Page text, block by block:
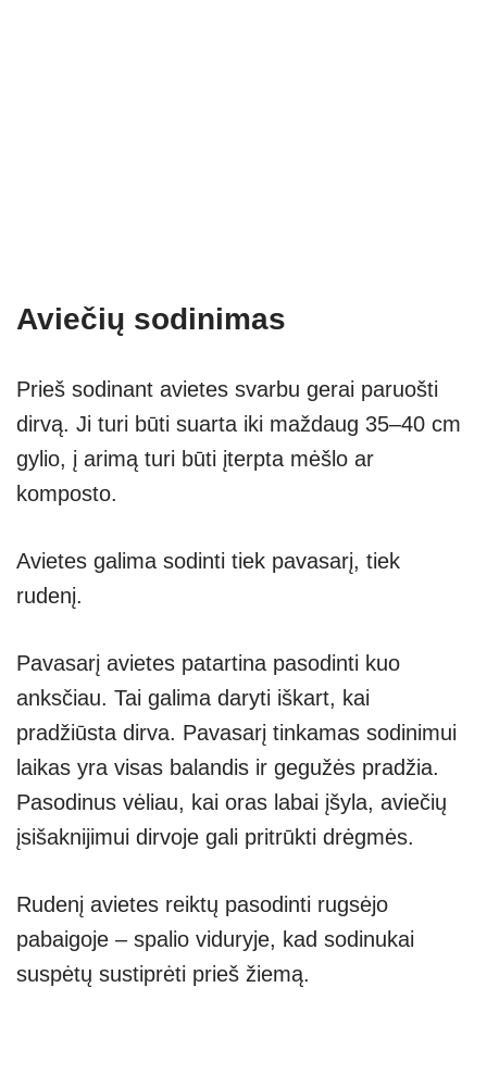
Aviečių sodinimas
Prieš sodinant avietes svarbu gerai paruošti
dirvą. Ji turi būti suarta iki maždaug 35–40 cm
gylio, į arimą turi būti įterpta mėšlo ar
komposto.
Avietes galima sodinti tiek pavasarį, tiek
rudenį.
Pavasarį avietes patartina pasodinti kuo
anksčiau. Tai galima daryti iškart, kai
pradžiūsta dirva. Pavasarį tinkamas sodinimui
laikas yra visas balandis ir gegužės pradžia.
Pasodinus vėliau, kai oras labai įšyla, aviečių
įsišaknijimui dirvoje gali pritrūkti drėgmės.
Rudenį avietes reiktų pasodinti rugsėjo
pabaigoje – spalio viduryje, kad sodinukai
suspėtų sustiprėti prieš žiemą.